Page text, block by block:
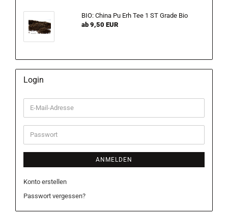
BIO: China Pu Erh Tee 1 ST Grade Bio
ab 9,50 EUR
Login
E-
Mail-
Adresse
Passwort
ANMELDEN
Konto erstellen
Passwort vergessen?